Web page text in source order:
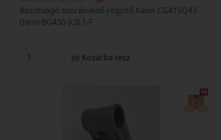
Bozótvágó szórásvédő rögzítő Kasei CG415Q43
(fém) BG430-JCB.1-F
Kosárba tesz